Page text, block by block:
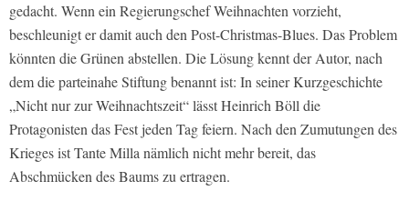
gedacht. Wenn ein Regierungschef Weihnachten vorzieht,
beschleunigt er damit auch den Post-Christmas-Blues. Das Problem
könnten die Grünen abstellen. Die Lösung kennt der Autor, nach
dem die parteinahe Stiftung benannt ist: In seiner Kurzgeschichte
„Nicht nur zur Weihnachtszeit“ lässt Heinrich Böll die
Protagonisten das Fest jeden Tag feiern. Nach den Zumutungen des
Krieges ist Tante Milla nämlich nicht mehr bereit, das
Abschmücken des Baums zu ertragen.